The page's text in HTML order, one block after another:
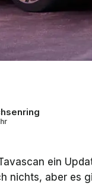
ein
nichts, aber es